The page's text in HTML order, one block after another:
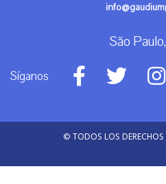
São
Síganos
© TODOS LOS